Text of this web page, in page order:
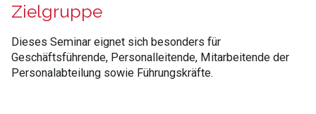
Zielgruppe
Dieses Seminar eignet sich besonders für
Geschäftsführende, Personalleitende, Mitarbeitende der
Personalabteilung sowie Führungskräfte.